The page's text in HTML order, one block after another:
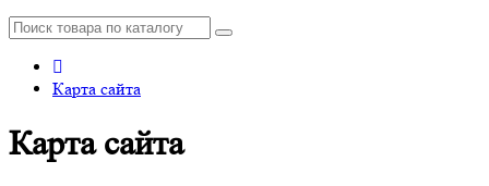
Карта сайта
Карта сайта